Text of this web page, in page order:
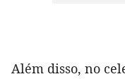
Além disso, no